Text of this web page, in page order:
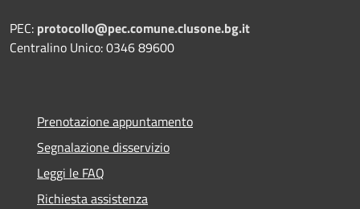
PEC: protocollo@pec.comune.clusone.bg.it
Centralino Unico: 0346 89600
Prenotazione appuntamento
Segnalazione disservizio
Leggi le FAQ
Richiesta assistenza